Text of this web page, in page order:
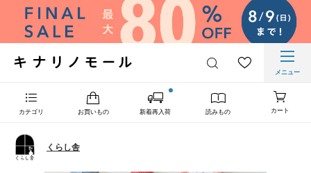
メニュー
カテゴリ お買いもの 新着再入荷 読みもの カート
くらし舎